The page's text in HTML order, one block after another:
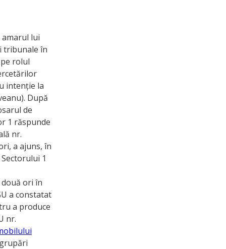
lui
tribunale în
rolul
intenție la
După
de
1 răspunde
nr.
a ajuns, în
1
ori în
a constatat
a produce
nr.